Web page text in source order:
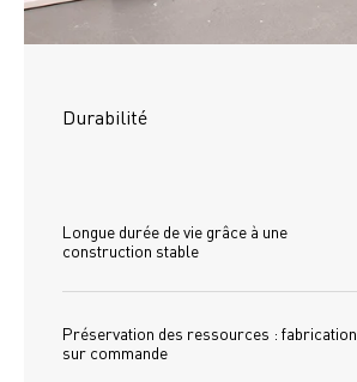
Durabilité
Longue durée de vie grâce à une
construction stable
Préservation des ressources : fabrication
sur commande